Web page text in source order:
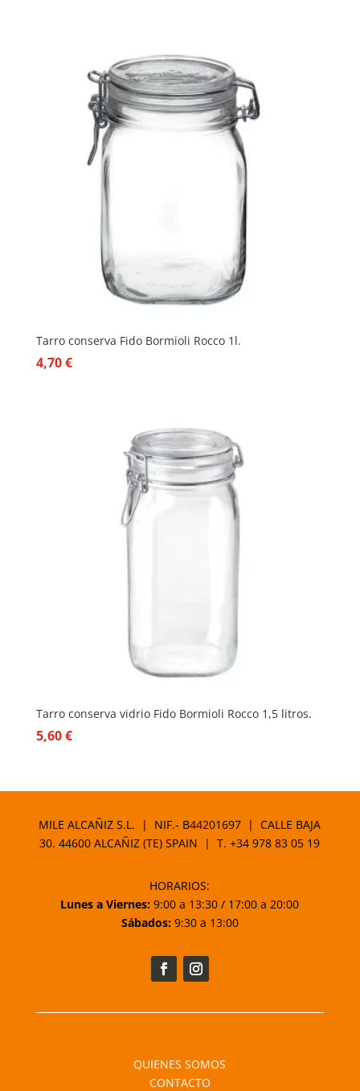
Tarro conserva Fido Bormioli Rocco 1l.
4,70€
Tarro conserva vidrio Fido Bormioli Rocco 1,5 litros.
5,60€
MILE ALCAÑIZ S.L. | NIF.- B44201697 | CALLE BAJA
30. 44600 ALCAÑIZ (TE) SPAIN | T.+34 978 83 05 19
HORARIOS:
Lunes a Viernes: 9:00 a 13:30 / 17:00 a 20:00
Sábados:9:30 a 13:00
QUIENES SOMOS
CONTACTO